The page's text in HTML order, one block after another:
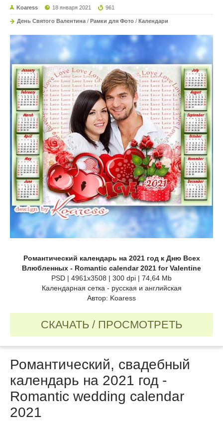
Koaress 18 января 2021 961
День Святого Валентина / Рамки для Фото / Календари
Романтический календарь на 2021 год к Дню Всех
Влюбленных - Romantic calendar 2021 for Valentine
PSD | 4961x3508 | 300 dpi | 74,64 Mb
Календарная сетка - русская и английская
Автор: Koaress
СКАЧАТЬ / ПРОСМОТРЕТЬ
Романтический, свадебный
календарь на 2021 год -
Romantic wedding calendar
2021